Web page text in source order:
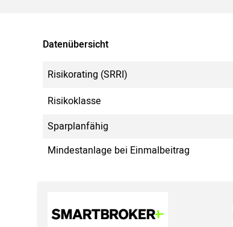
Datenübersicht
Risikorating (SRRI)
Risikoklasse
Sparplanfähig
Mindestanlage bei Einmalbeitrag